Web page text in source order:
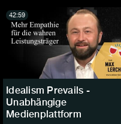
Idealism Prevails -
Unabhängige
Medienplattform
42:59